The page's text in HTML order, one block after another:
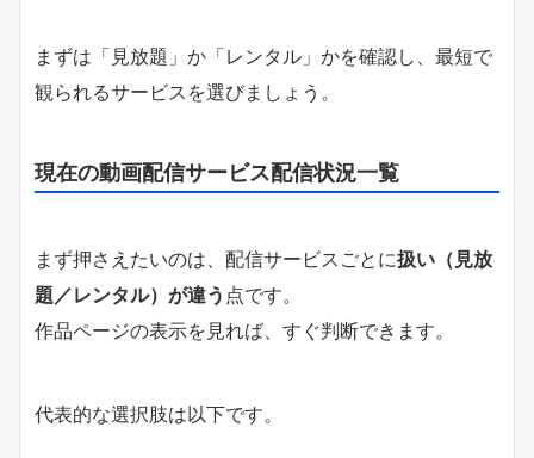
まずは「見放題」か「レンタル」かを確認し、最短で
観られるサービスを選びましょう。
現在の動画配信サービス配信状況一覧
まず押さえたいのは、配信サービスごとに扱い（見放
題／レンタル）が違う 点です。
作品ページの表示を見れば、すぐ判断できます。
代表的な選択肢は以下です。